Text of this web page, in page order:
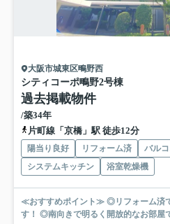
大阪市城東区鴫野西
シティコーポ鴫野2号棟
過去掲載物件
/築34年
片町線「京橋」駅 徒歩12分
陽当り良好 リフォーム済 バル
システムキッチン
浴室乾燥機
≪おすすめポイント≫ ◎リフォーム済
す！ ◎南向きで明るく開放的なお部屋